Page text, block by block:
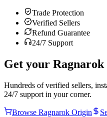
Trade Protection
Verified Sellers
Refund Guarantee
24/7 Support
Get your
Hundreds of verified sellers,
24/7 support in your corner.
Browse Ragnarok Origin